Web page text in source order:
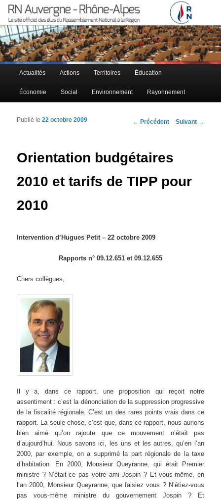
RN Auvergne – Rhône-Alpes
Le site officiel des élus RN à la région Auvergne – Rhône-Alpes
Menu principal
Aller au contenu principal
Aller au contenu secondaire
Actualités Actions Territoires Éducation
Économie Social Environnement Rayonnement
Navigation des articles
← Précédent Suivant →
Orientation budgétaires
2010 et tarifs de TIPP pour
2010
Publié le22 octobre 2009
Intervention d’Hugues Petit – 22 octobre 2009
Rapports n° 09.12.651 et 09.12.655
Chers collègues,
Il y a, dans ce rapport, une proposition qui reçoit notre
assentiment : c’est la dénonciation de la suppression progressive
de la fiscalité régionale. C’est un des rares points vrais dans ce
rapport. La seule chose, c’est que, dans ce rapport, nous aurions
bien aimé qu’on rajoute que ce mouvement n’était pas
d’aujourd’hui. Nous savons ici, les uns et les autres, qu’en l’an
2000, par exemple, on a supprimé la part régionale de la taxe
d’habitation. En 2000, Monsieur Queyranne, qui était Premier
ministre ? N’était-ce pas votre ami Jospin ? Et vous-même, en
l’an 2000, Monsieur Queyranne, que faisiez vous ? N’étiez-vous
pas vous-même ministre du gouvernement Jospin ? Et